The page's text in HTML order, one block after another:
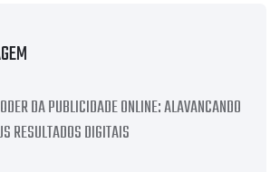
DA PUBLICIDADE ONLINE: ALAVANCANDO
RESULTADOS DIGITAIS